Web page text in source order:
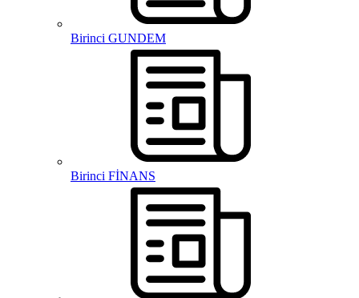
Birinci GUNDEM
Birinci FİNANS